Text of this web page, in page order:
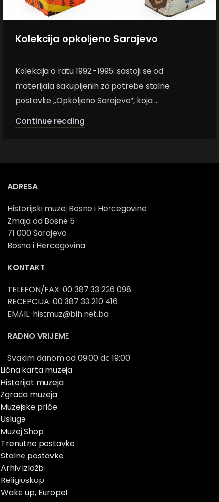
Kolekcija opkoljeno Sarajevo
Kolekcija o ratu 1992.-1995. sastoji se od
materijala sakupljenih za potrebe stalne
postavke „Opkoljeno Sarajevo“, koja ...
Continue reading
ADRESA
Historijski muzej Bosne i Hercegovine
Zmaja od Bosne 5
71 000 Sarajevo
Bosna i Hercegovina
KONTAKT
TELEFON/FAX: 00 387 33 226 098
RECEPCIJA: 00 387 33 210 416
EMAIL: histmuz@bih.net.ba
RADNO VRIJEME
Svakim danom od 09:00 do 19:00
Lična karta muzeja
Historijat muzeja
Zgrada muzeja
Muzejske priče
Usluge
Muzej Shop
Trenutne postavke
Stalne postavke
Arhiv izložbi
Religioskop
Wake up, Europe!